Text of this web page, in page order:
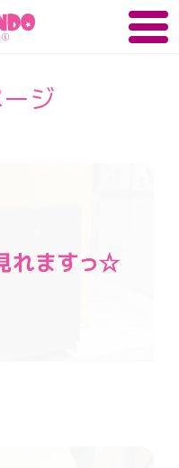
キャランドゥチャンネル
ジ